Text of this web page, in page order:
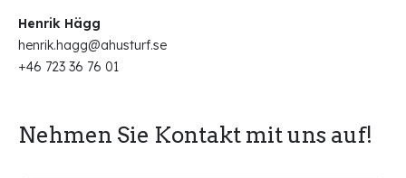
Henrik Hägg
henrik.hagg@ahusturf.se
+46 723 36 76 01
Nehmen Sie Kontakt mit uns auf!